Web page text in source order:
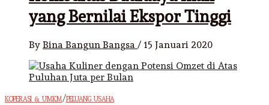
yang Bernilai Ekspor Tinggi
By Bina Bangun Bangsa / 15 Januari 2020
KOPERASI & UMKM/PELUANG USAHA